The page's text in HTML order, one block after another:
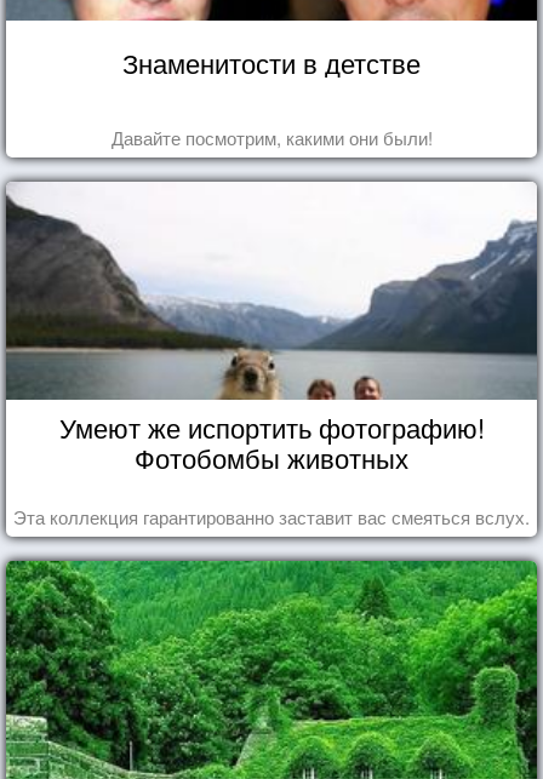
Знаменитости в детстве
Давайте посмотрим, какими они были!
Умеют же испортить фотографию!
Фотобомбы животных
Эта коллекция гарантированно заставит вас смеяться вслух.